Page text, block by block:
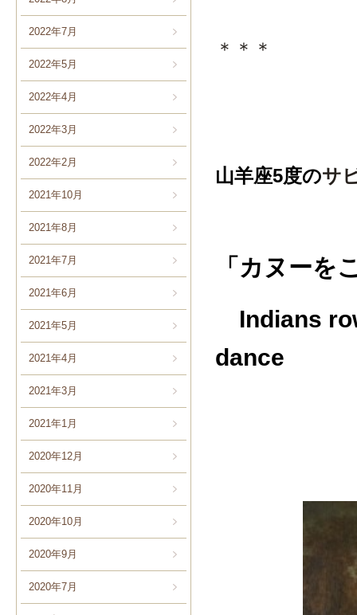
2022年7月
2022年5月
2022年4月
2022年3月
2022年2月
2021年10月
2021年8月
2021年7月
2021年6月
2021年5月
2021年4月
2021年3月
2021年1月
2020年12月
2020年11月
2020年10月
2020年9月
2020年7月
＊＊＊
山羊座5度のサ
「カヌーを
Indians
dance